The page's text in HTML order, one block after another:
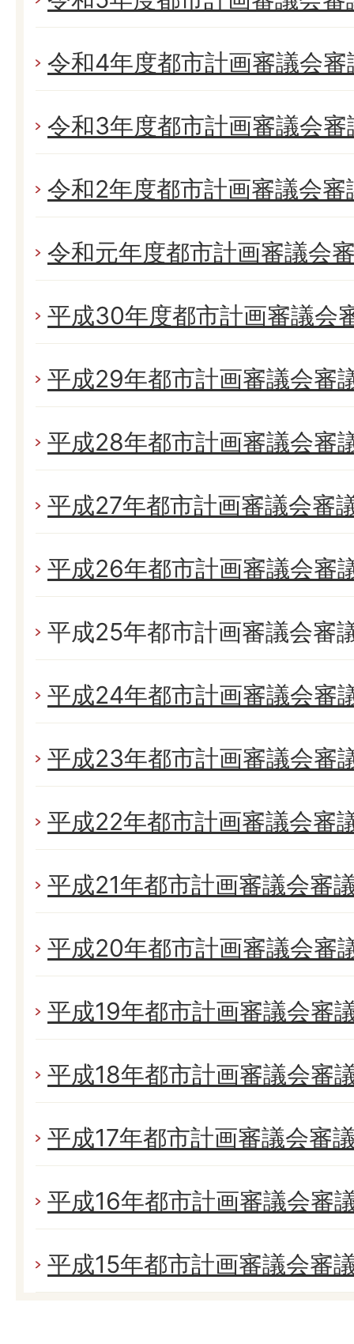
令和4年度都市計画審議会
令和3年度都市計画審議会
令和2年度都市計画審議会
令和元年度都市計画審議会
平成30年度都市計画審議会
平成29年都市計画審議会審
平成28年都市計画審議会審
平成27年都市計画審議会審
平成26年都市計画審議会審
平成25年都市計画審議会審
平成24年都市計画審議会審
平成23年都市計画審議会審
平成22年都市計画審議会審
平成21年都市計画審議会審
平成20年都市計画審議会審
平成19年都市計画審議会審
平成18年都市計画審議会審
平成17年都市計画審議会審
平成16年都市計画審議会審
平成15年都市計画審議会審